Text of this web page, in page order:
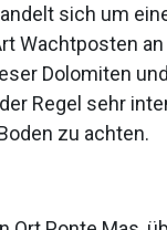
sich um
Wachtposten
Dolomiten
Regel sehr
zu achten.